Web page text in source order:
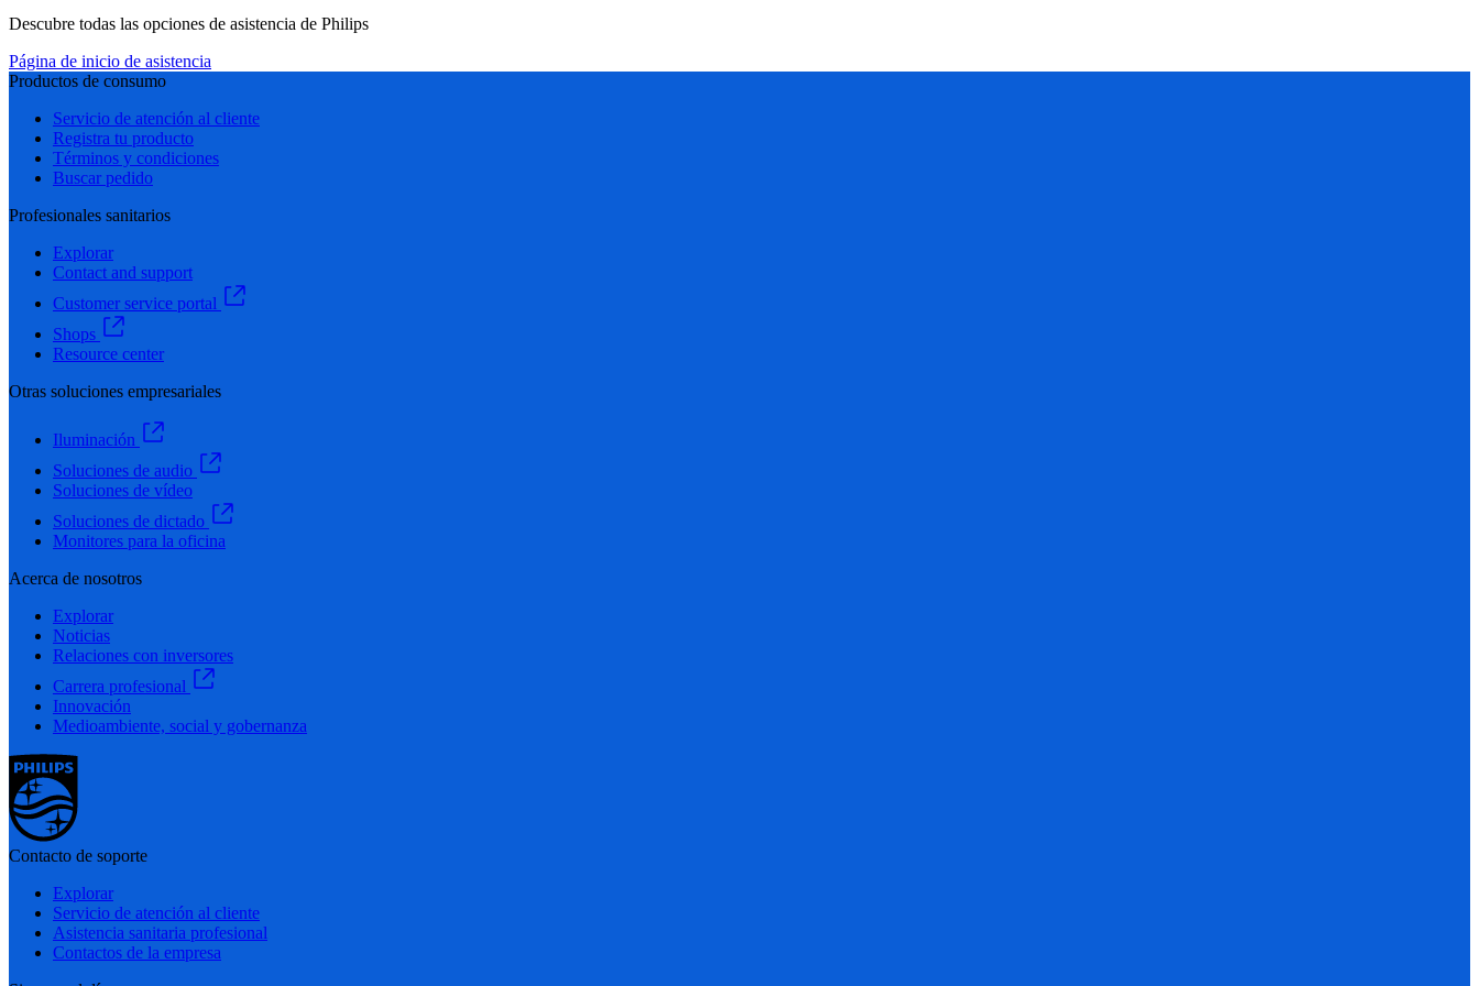
Descubre todas las opciones de asistencia de Philips
Página de inicio de asistencia
Productos de consumo
Servicio de atención al cliente
Registra tu producto
Términos y condiciones
Buscar pedido
Profesionales sanitarios
Explorar
Contact and support
Customer service portal
Shops
Resource center
Otras soluciones empresariales
Iluminación
Soluciones de audio
Soluciones de vídeo
Soluciones de dictado
Monitores para la oficina
Acerca de nosotros
Explorar
Noticias
Relaciones con inversores
Carrera profesional
Innovación
Medioambiente, social y gobernanza
Contacto de soporte
Explorar
Servicio de atención al cliente
Asistencia sanitaria profesional
Contactos de la empresa